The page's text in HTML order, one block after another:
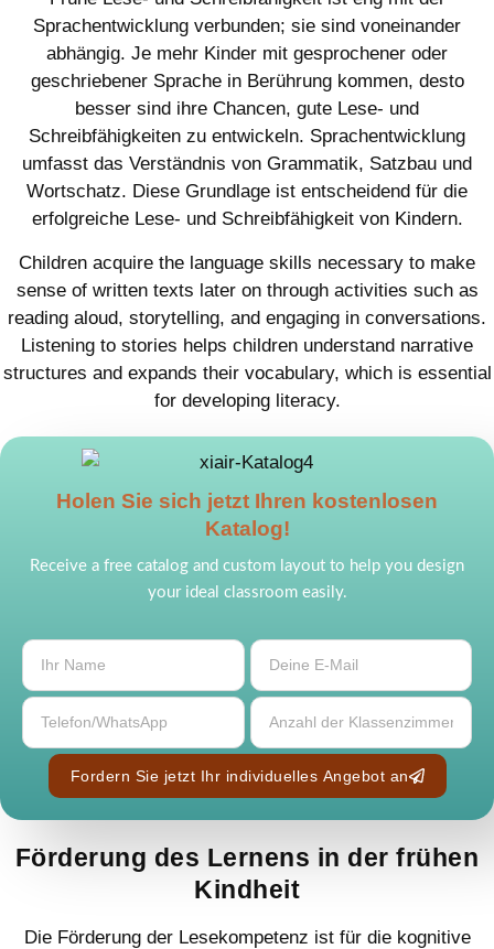
Sprachentwicklung verbunden; sie sind voneinander
abhängig. Je mehr Kinder mit gesprochener oder
geschriebener Sprache in Berührung kommen, desto
besser sind ihre Chancen, gute Lese- und
Schreibfähigkeiten zu entwickeln. Sprachentwicklung
umfasst das Verständnis von Grammatik, Satzbau und
Wortschatz. Diese Grundlage ist entscheidend für die
erfolgreiche Lese- und Schreibfähigkeit von Kindern.
Children acquire the language skills necessary to make
sense of written texts later on through activities such as
reading aloud, storytelling, and engaging in conversations.
Listening to stories helps children understand narrative
structures and expands their vocabulary, which is essential
for developing literacy.
Holen Sie sich jetzt Ihren kostenlosen
Katalog!
Receive a free catalog and custom layout to help you design
your ideal classroom easily.
Fordern Sie jetzt Ihr individuelles Angebot an
Förderung des Lernens in der frühen
Kindheit
Die Förderung der Lesekompetenz ist für die kognitive